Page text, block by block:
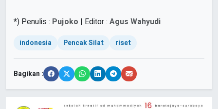
*) Penulis : Pujoko | Editor : Agus Wahyudi
indonesia Pencak Silat riset
Bagikan :